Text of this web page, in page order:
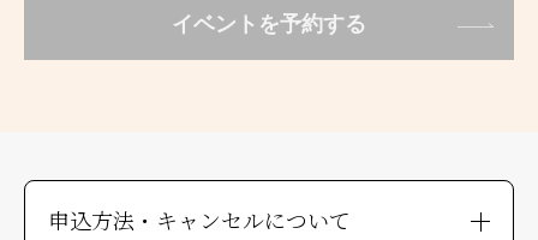
イベントを予約する
申込方法・キャンセルについて